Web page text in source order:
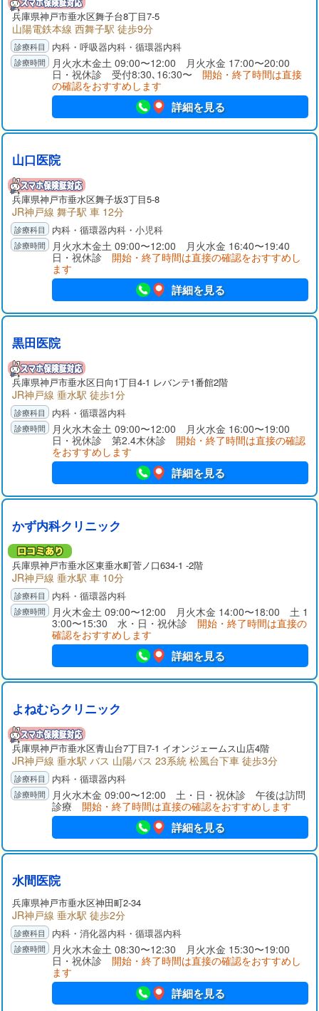
兵庫県神戸市垂水区舞子台8丁目7-5
山陽電鉄本線 西舞子駅 徒歩9分
内科・呼吸器内科・循環器内科
月火水木金土 09:00〜12:00 月火水金 17:00〜20:00
日・祝休診 受付8:30､16:30〜 開始・終了時間は直接
の確認をおすすめします
詳細を見る
山口医院
兵庫県神戸市垂水区舞子坂3丁目5-8
JR神戸線 舞子駅 車 12分
内科・循環器内科・小児科
月火水木金土 09:00〜12:00 月火水金 16:40〜19:40
日・祝休診 開始・終了時間は直接の確認をおすすめし
ます
詳細を見る
黒田医院
兵庫県神戸市垂水区日向1丁目4-1 レバンテ1番館2階
JR神戸線 垂水駅 徒歩1分
内科・循環器内科
月火水木金土 09:00〜12:00 月火水金 16:00〜19:00
日・祝休診 第2.4木休診 開始・終了時間は直接の確認
をおすすめします
詳細を見る
かず内科クリニック
兵庫県神戸市垂水区東垂水町菅ノ口634-1 -2階
JR神戸線 垂水駅 車 10分
内科・循環器内科
月火木金土 09:00〜12:00 月火木金 14:00〜18:00 土 1
3:00〜15:30 水・日・祝休診 開始・終了時間は直接の
確認をおすすめします
詳細を見る
よねむらクリニック
兵庫県神戸市垂水区青山台7丁目7-1 イオンジェームス山店4階
JR神戸線 垂水駅 バス 山陽バス 23系統 松風台下車 徒歩3分
内科・循環器内科
月火水木金 09:00〜12:00 土・日・祝休診 午後は訪問
診療 開始・終了時間は直接の確認をおすすめします
詳細を見る
水間医院
兵庫県神戸市垂水区神田町2-34
JR神戸線 垂水駅 徒歩2分
内科・消化器内科・循環器内科
月火水木金土 08:30〜12:30 月火水金 15:30〜19:00
日・祝休診 開始・終了時間は直接の確認をおすすめし
ます
詳細を見る